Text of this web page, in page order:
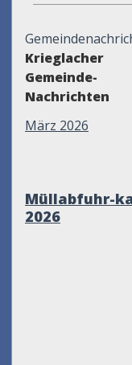
Krieglacher
Gemeinde-
Nachrichten
März 2026
Müllabfuhr-
2026